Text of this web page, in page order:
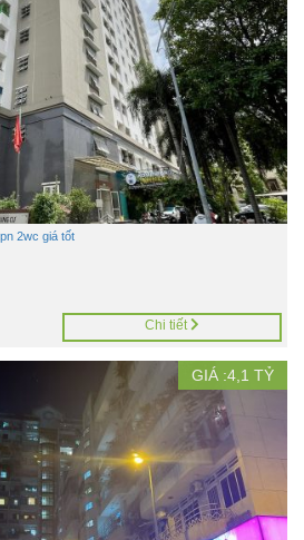
2wc giá tốt
Chi tiết
GIÁ :4,1 TỶ